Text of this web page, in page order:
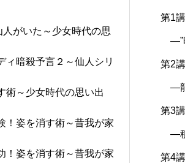
第1
―”
第2
―龍
第3
―積
第4
がいた～少女時代の思
ィ暗殺予言２～仙人シリ
術～少女時代の思い出
！姿を消す術～昔我が家
！姿を消す術～昔我が家